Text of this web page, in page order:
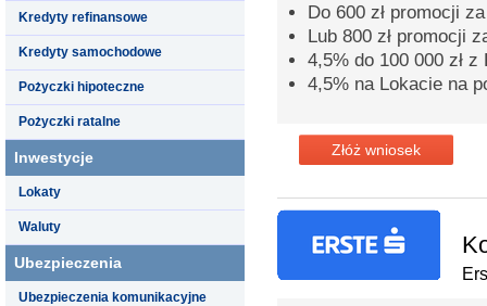
Kredyty refinansowe
Kredyty samochodowe
Pożyczki hipoteczne
Pożyczki ratalne
Inwestycje
Lokaty
Waluty
Ubezpieczenia
Ubezpieczenia komunikacyjne
Do 600 zł promocji
Lub 800 zł promocji
4,5% do 100 000 zł
4,5% na Lokacie na
Złóż wniosek